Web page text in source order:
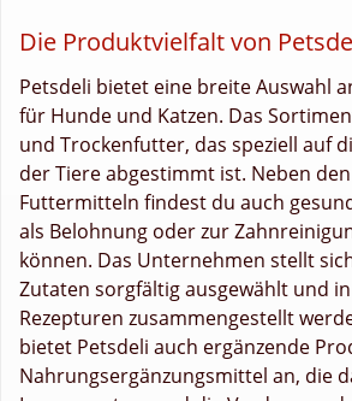
Die Produktvielfalt von
Petsdeli bietet eine breite Auswahl
für Hunde und Katzen. Das
und Trockenfutter, das speziell auf
der Tiere abgestimmt ist. Neben
Futtermitteln findest du auch
als Belohnung oder zur
können. Das Unternehmen stellt
Zutaten sorgfältig ausgewählt und
Rezepturen zusammengestellt
bietet Petsdeli auch ergänzende
Nahrungsergänzungsmittel an, die